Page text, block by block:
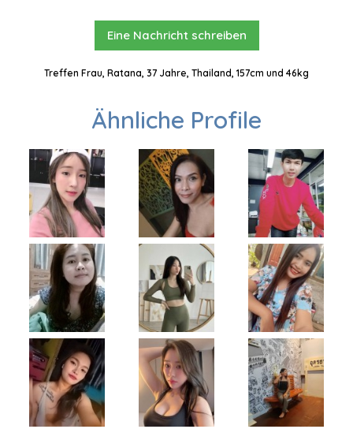
Eine Nachricht schreiben
Treffen Frau, Ratana, 37 Jahre, Thailand, 157cm und 46kg
Ähnliche Profile